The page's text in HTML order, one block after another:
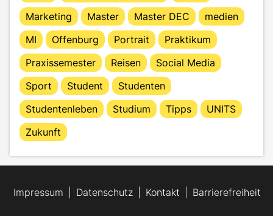
Marketing
Master Master DEC
medien
MI
Offenburg Portrait
Praktikum
Praxissemester
Reisen
Social Media
Sport
Student
Studenten
Studentenleben
Studium Tipps
UNITS
Zukunft
Impressum Datenschutz Kontakt Barrierefreiheit